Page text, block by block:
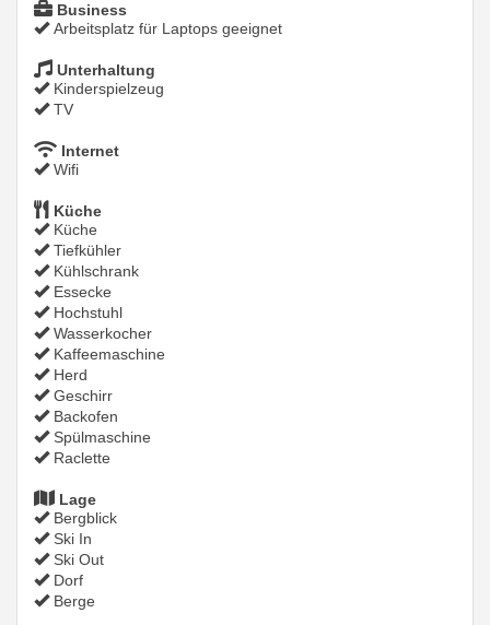
Business
Arbeitsplatz für Laptops geeignet
Unterhaltung
Kinderspielzeug
TV
Internet
Wifi
Küche
Küche
Tiefkühler
Kühlschrank
Essecke
Hochstuhl
Wasserkocher
Kaffeemaschine
Herd
Geschirr
Backofen
Spülmaschine
Raclette
Lage
Bergblick
Ski In
Ski Out
Dorf
Berge